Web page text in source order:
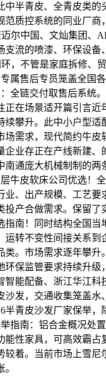
半青皮、全青皮类
质控系统的同业厂
尔中国、文灿集团
流的喷漆、环保设
，不管是家庭拆修、
属售后专员笼盖全国
全链交付取售后系统
在场景适开篇引言
攀升。此中小户型
需求，现代简约牛
业存正在产线新建
通庞大机械制制的
牛皮软床公司优选！
、出产规模、工艺
产合做需求。保留
指南！同时结构全国
转不变性间接关系
。市场需求逐年攀
保监管要求持续升
能配备、浙江华江
发，交通收集笼盖
半青皮沙发厂家保举
指南：铝合金概况
性家具，可高效霸
着。当前市场上雪